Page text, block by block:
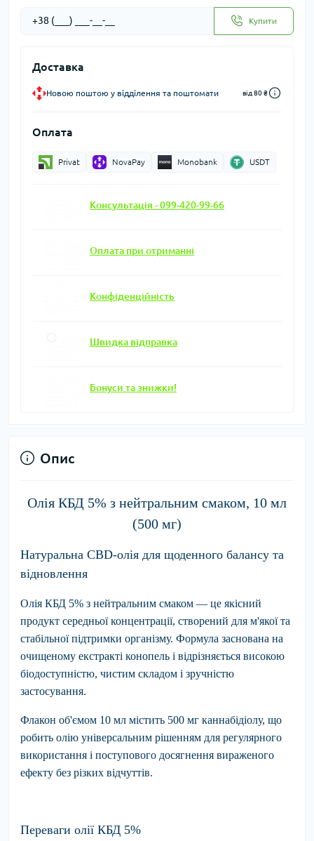
Купити
Доставка
Новою поштою у відділення та поштомати від 80 ₴
Оплата
Privat NovaPay Monobank USDT
Консультація - 099-420-99-66
Оплата при отриманні
Конфіденційність
Швидка відправка
Бонуси та знижки!
Опис
Олія КБД 5% з нейтральним смаком, 10 мл
(500 мг)
Натуральна CBD-олія для щоденного балансу та
відновлення
Олія КБД 5% з нейтральним смаком — це якісний
продукт середньої концентрації, створений для м'якої та
стабільної підтримки організму. Формула заснована на
очищеному екстракті конопель і відрізняється високою
біодоступністю, чистим складом і зручністю
застосування.
Флакон об'ємом 10 мл містить 500 мг каннабідіолу, що
робить олію універсальним рішенням для регулярного
використання і поступового досягнення вираженого
ефекту без різких відчуттів.
Переваги олії КБД 5%